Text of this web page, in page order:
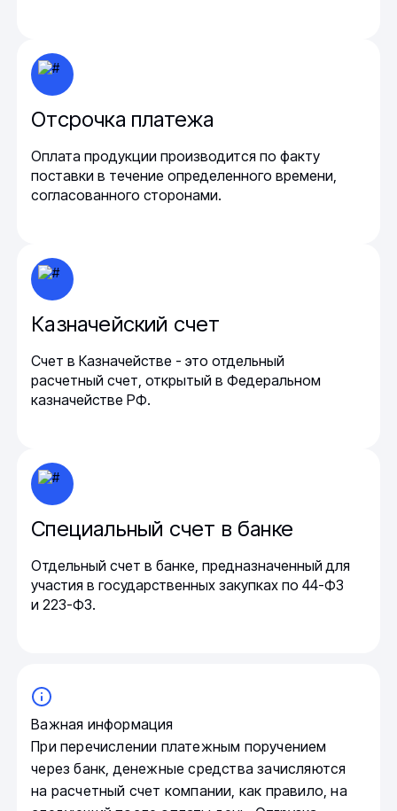
Отсрочка платежа
Оплата продукции производится по факту
поставки в течение определенного времени,
согласованного сторонами.
Казначейский счет
Счет в Казначействе - это отдельный
расчетный счет, открытый в Федеральном
казначействе РФ.
Специальный счет в банке
Отдельный счет в банке, предназначенный для
участия в государственных закупках по 44-ФЗ
и 223-ФЗ.
Важная информация
При перечислении платежным поручением
через банк, денежные средства зачисляются
на расчетный счет компании, как правило, на